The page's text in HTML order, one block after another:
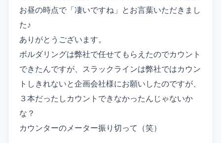
お昼の時点で「凄いですね」とお言葉いただきまし
た♪
ありがとうございます。
ボルダリングは弊社で任せてもらえたのでカウント
できたんですが、スラックラインは弊社ではカウン
トしきれないと企画会社様にお願いしたのですが、
３本だったしカウントできなかったんじゃないか
な？
カウンターのメーター振り切って（笑）